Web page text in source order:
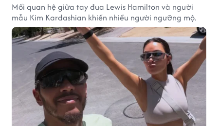
Mối quan hệ giữa tay đua Lewis Hamilton và người
mẫu Kim Kardashian khiến nhiều người ngưỡng mộ.